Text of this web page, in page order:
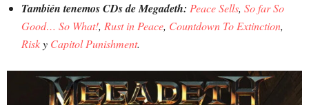
También tenemos CDs de Megadeth: Peace Sells, So far So
Good… So What!, Rust in Peace, Countdown To Extinction,
Risky Capitol Punishment.